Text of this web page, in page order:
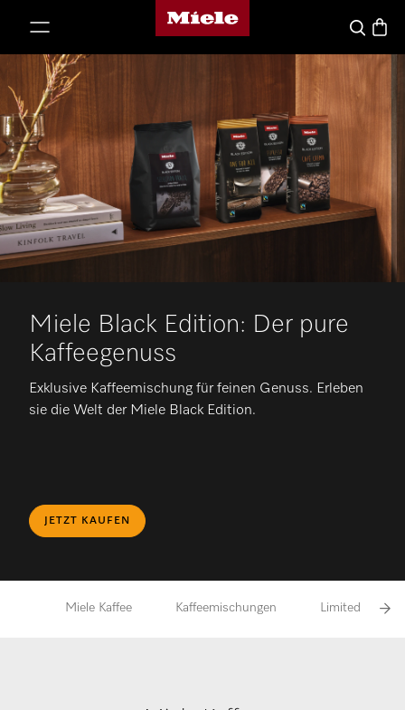
Miele-Homepage
Suche
Miele Black Edition: Der pure
Kaffeegenuss
Exklusive Kaffeemischung für feinen Genuss. Erleben
sie die Welt der Miele Black Edition.
JETZT KAUFEN
Miele Kaffee Kaffeemischungen Limited Edition